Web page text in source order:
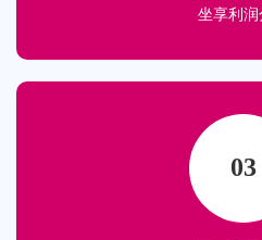
坐享利润
03